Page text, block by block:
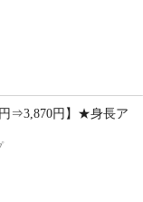
円⇒3,870円】★身長ア